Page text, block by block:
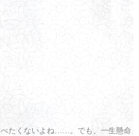
べたくないよね……。でも、一生懸命